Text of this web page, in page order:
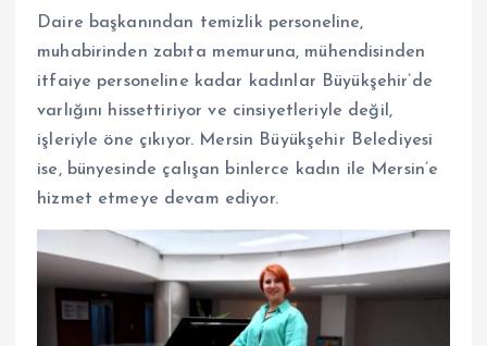
Daire başkanından temizlik personeline,
muhabirinden zabıta memuruna, mühendisinden
itfaiye personeline kadar kadınlar Büyükşehir’de
varlığını hissettiriyor ve cinsiyetleriyle değil,
işleriyle öne çıkıyor. Mersin Büyükşehir Belediyesi
ise, bünyesinde çalışan binlerce kadın ile Mersin’e
hizmet etmeye devam ediyor.